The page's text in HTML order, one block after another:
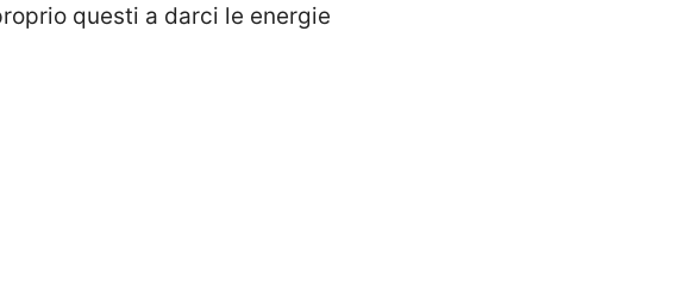
questi a darci le energie